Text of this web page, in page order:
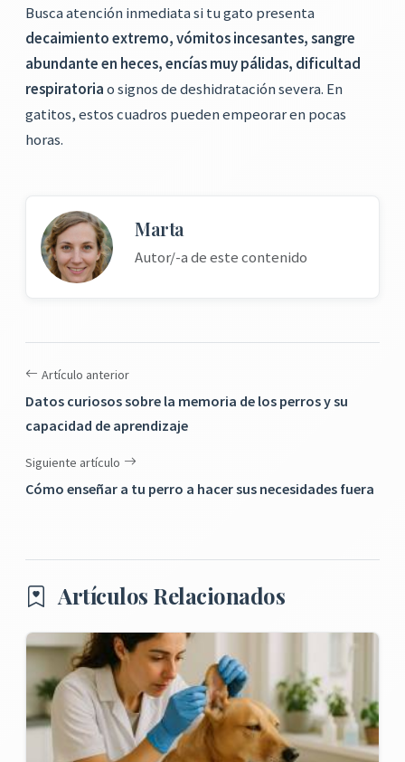
Busca atención inmediata si tu gato presenta
decaimiento extremo, vómitos incesantes, sangre
abundante en heces, encías muy pálidas, dificultad
respiratoriao signos de deshidratación severa. En
gatitos, estos cuadros pueden empeorar en pocas
horas.
Marta
Autor/-a de este contenido
Artículo anterior
Datos curiosos sobre la memoria de los perros y su
capacidad de aprendizaje
Siguiente artículo
Cómo enseñar a tu perro a hacer sus necesidades fuera
Artículos Relacionados